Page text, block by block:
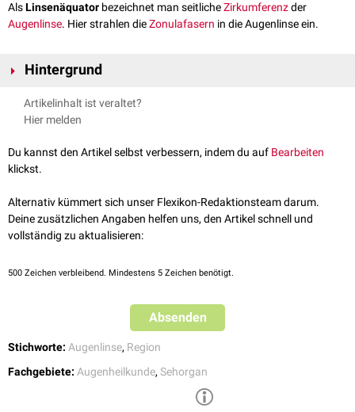
AlsLinsenäquator bezeichnet man seitlicheZirkumferenzder
Augenlinse. Hier strahlen dieZonulafasern in die Augenlinse ein.
Hintergrund
Am Linsenäquator endet das
nennt man Prääquatorialregion. Hier befindet sich die Wachstumszone
Artikelinhalt ist veraltet?
Hier melden
Du kannst den Artikel selbst verbessern, indem du auf Bearbeiten
klickst.
Alternativ kümmert sich unser Flexikon-Redaktionsteam darum.
Deine zusätzlichen Angaben helfen uns, den Artikel schnell und
vollständig zu aktualisieren:
500 Zeichen verbleibend. Mindestens 5 Zeichen benötigt.
Absenden
Stichworte: Augenlinse, Region
Fachgebiete: Augenheilkunde, Sehorgan